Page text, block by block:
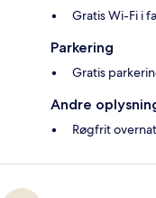
Gratis Wi-Fi i
Parkering
Gratis
Andre
Røgfrit